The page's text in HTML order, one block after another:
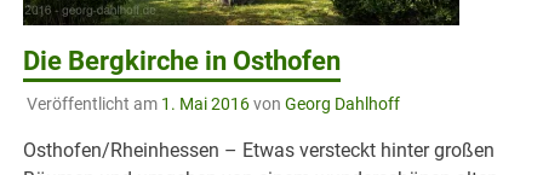
Die Bergkirche in Osthofen
Veröffentlicht am 1. Mai 2016von Georg Dahlhoff
Osthofen/Rheinhessen – Etwas versteckt hinter großen